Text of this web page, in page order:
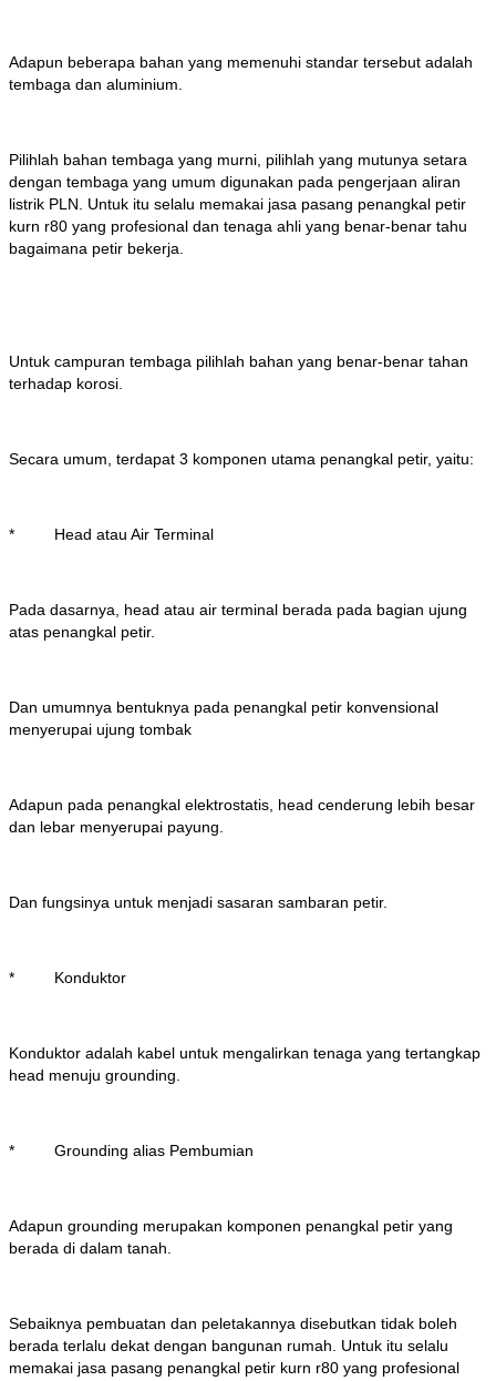
Adapun beberapa bahan yang memenuhi standar tersebut adalah
tembaga dan aluminium.
Pilihlah bahan tembaga yang murni, pilihlah yang mutunya setara
dengan tembaga yang umum digunakan pada pengerjaan aliran
listrik PLN. Untuk itu selalu memakai jasa pasang penangkal petir
kurn r80 yang profesional dan tenaga ahli yang benar-benar tahu
bagaimana petir bekerja.
Untuk campuran tembaga pilihlah bahan yang benar-benar tahan
terhadap korosi.
Secara umum, terdapat 3 komponen utama penangkal petir, yaitu:
* Head atau Air Terminal
Pada dasarnya, head atau air terminal berada pada bagian ujung
atas penangkal petir.
Dan umumnya bentuknya pada penangkal petir konvensional
menyerupai ujung tombak
Adapun pada penangkal elektrostatis, head cenderung lebih besar
dan lebar menyerupai payung.
Dan fungsinya untuk menjadi sasaran sambaran petir.
* Konduktor
Konduktor adalah kabel untuk mengalirkan tenaga yang tertangkap
head menuju grounding.
* Grounding alias Pembumian
Adapun grounding merupakan komponen penangkal petir yang
berada di dalam tanah.
Sebaiknya pembuatan dan peletakannya disebutkan tidak boleh
berada terlalu dekat dengan bangunan rumah. Untuk itu selalu
memakai jasa pasang penangkal petir kurn r80 yang profesional